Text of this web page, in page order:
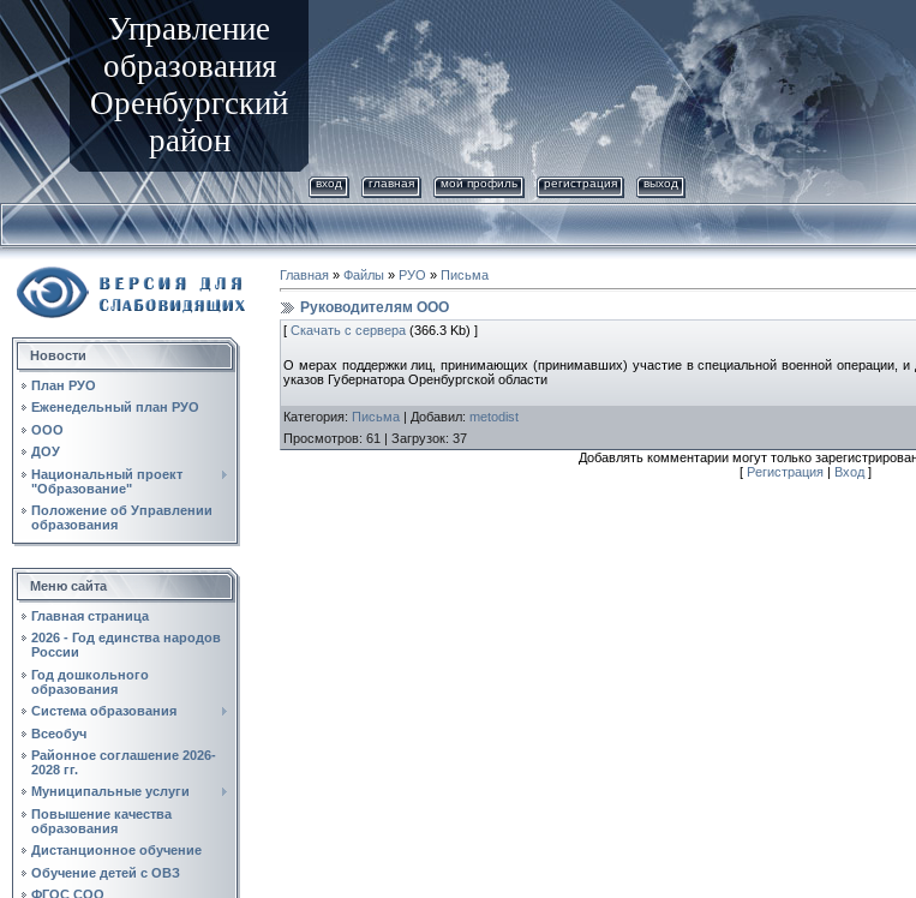
Управление
образования
Оренбургский
район
вход главная мой профиль регистрация выход
Новости
План РУО
Еженедельный план РУО
ООО
ДОУ
Национальный проект
"Образование"
Положение об Управлении
образования
Меню сайта
Главная страница
2026 - Год единства народов
России
Год дошкольного
образования
Система образования
Всеобуч
Районное соглашение 2026-
2028 гг.
Муниципальные услуги
Повышение качества
образования
Дистанционное обучение
Обучение детей с ОВЗ
ФГОС СОО
Главная » Файлы » РУО » Письма
Руководителям ООО
[ Скачать с сервера (366.3 Kb) ]
О мерах поддержки лиц, принимающих (принимавших) участие в специальной военной операции, и
указов Губернатора Оренбургской области
Категория: Письма | Добавил: metodist
Просмотров: 61 | Загрузок: 37
Добавлять комментарии могут только
[ Регистрация | Вход ]